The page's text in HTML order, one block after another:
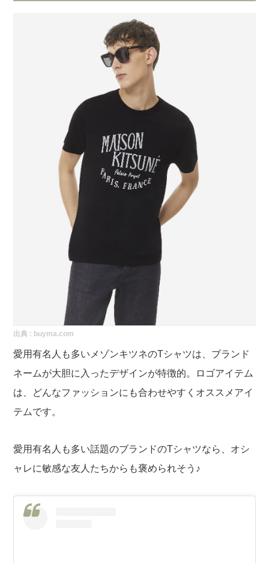
出典 : buyma.com
愛用有名人も多いメゾンキツネのTシャツは、ブランド
ネームが大胆に入ったデザインが特徴的。ロゴアイテム
は、どんなファッションにも合わせやすくオススメアイ
テムです。
愛用有名人も多い話題のブランドのTシャツなら、オシ
ャレに敏感な友人たちからも褒められそう♪